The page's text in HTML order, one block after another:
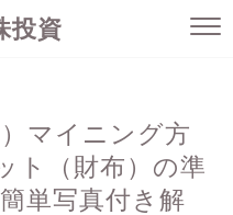
投資
マイニング方
ト（財布）の準
単写真付き解